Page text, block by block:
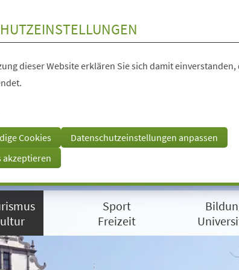
dieser Website erklären Sie sich damit einverstanden,
Cookies
Datenschutzeinstellungen anpassen
akzeptieren
Sport
Freizeit